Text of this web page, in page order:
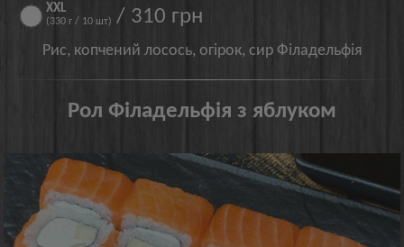
XXL
(330 г / 10 шт) / 310 грн
Рис, копчений лосось, огірок, сир Філадельфія
Рол Філадельфія з яблуком